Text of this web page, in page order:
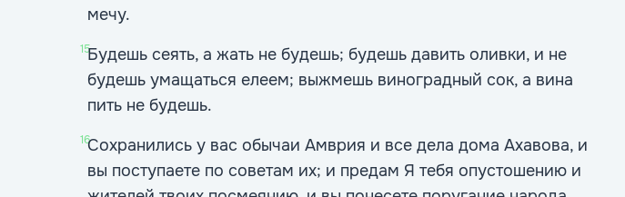
мечу.
15Будешь сеять, а жать не будешь; будешь давить оливки, и не
будешь умащаться елеем; выжмешь виноградный сок, а вина
пить не будешь.
16Сохранились у вас обычаи Амврия и все дела дома Ахавова, и
вы поступаете по советам их; и предам Я тебя опустошению и